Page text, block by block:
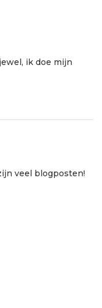
ik doe mijn
veel blogposten!